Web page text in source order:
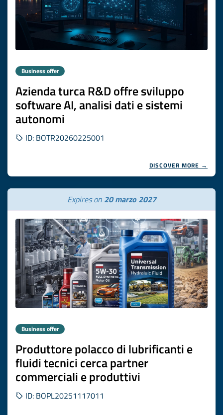
Business offer
Azienda turca R&D offre sviluppo
software AI, analisi dati e sistemi
autonomi
ID: BOTR20260225001
DISCOVER MORE →
Expires on 20 marzo 2027
Business offer
Produttore polacco di lubrificanti e
fluidi tecnici cerca partner
commerciali e produttivi
ID: BOPL20251117011